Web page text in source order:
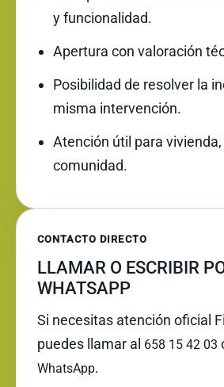
y funcionalidad.
Apertura con valoración
Posibilidad de resolver la
misma intervención.
Atención útil para
comunidad.
CONTACTO DIRECTO
LLAMAR O ESCRIBIR
WHATSAPP
Si necesitas atención oficial
puedes llamar al 658 15 42 03
WhatsApp.